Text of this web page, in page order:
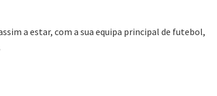
a estar, com a sua equipa principal de futebol,